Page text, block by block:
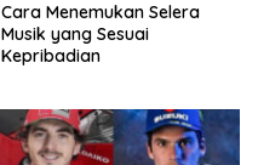
Cara Menemukan Selera
Musik yang Sesuai
Kepribadian